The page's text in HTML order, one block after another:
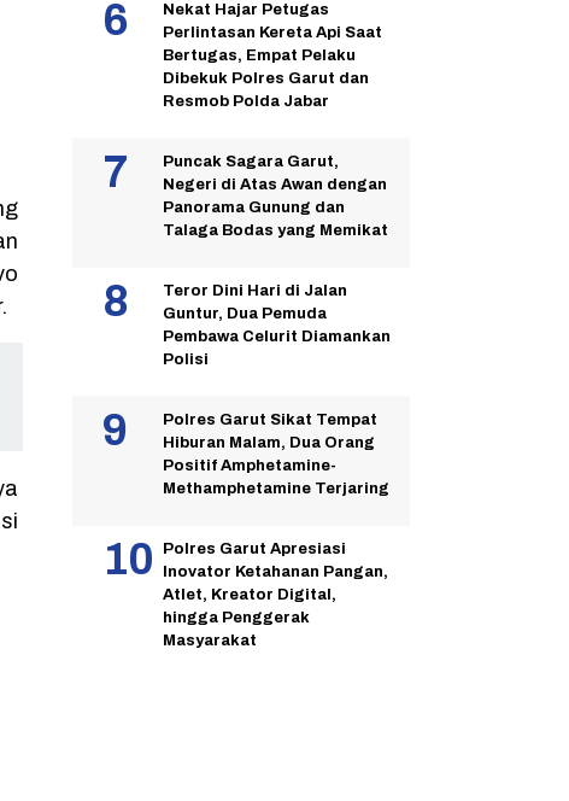
Nekat Hajar Petugas
Perlintasan Kereta Api Saat
Bertugas, Empat Pelaku
Dibekuk Polres Garut dan
Resmob Polda Jabar
Puncak Sagara Garut,
Negeri di Atas Awan dengan
Panorama Gunung dan
Talaga Bodas yang Memikat
Teror Dini Hari di Jalan
Guntur, Dua Pemuda
Pembawa Celurit Diamankan
Polisi
Polres Garut Sikat Tempat
Hiburan Malam, Dua Orang
Positif Amphetamine-
Methamphetamine Terjaring
Polres Garut Apresiasi
Inovator Ketahanan Pangan,
Atlet, Kreator Digital,
hingga Penggerak
Masyarakat